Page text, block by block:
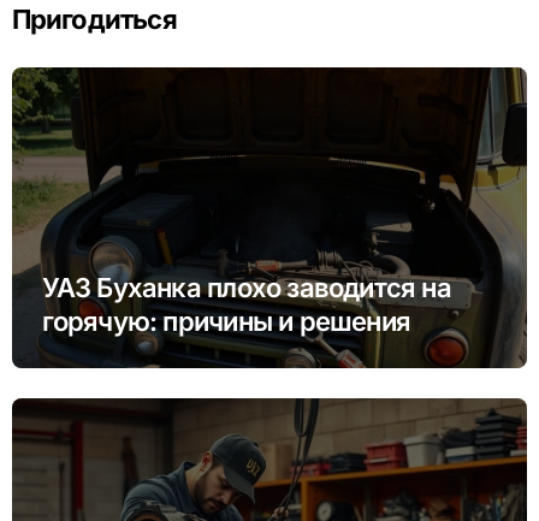
Пригодиться
УАЗ Буханка плохо заводится на
горячую: причины и решения